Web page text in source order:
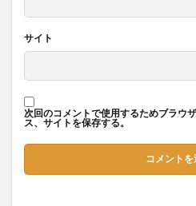
サイト
次回のコメントで使用するためブラウ
ス、サイトを保存する。